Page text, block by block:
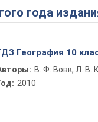
Play
года
География 10
В. Ф. Вовк, Л. В.
2010